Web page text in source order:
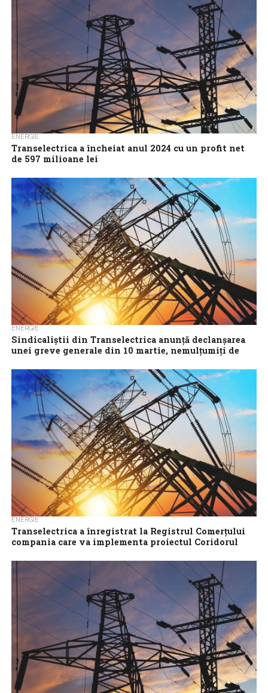
ENERGIE
Transelectrica a încheiat anul 2024 cu un profit net
de 597 milioane lei
Transelectrica a înregistrat în 2024 un profit net de 597 milioane
lei, cu 180% mai...
ENERGIE
Sindicaliştii din Transelectrica anunţă declanşarea
unei greve generale din 10 martie, nemulţumiţi de
Sindicaliştii din Transelectrica au informat Guvernul României că
începând din 10 martie vor declanşa greva generală, fiind
nemulţumiţi de restrângerea unor drepturi...
ENERGIE
Transelectrica a înregistrat la Registrul Comerțului
compania care va implementa proiectul Coridorul
Compania de stat Transelectrica a informat vineri că a
înregistrat la Registrul Comerțului societatea Joint Venture
GECO Power Company – Green Energy...